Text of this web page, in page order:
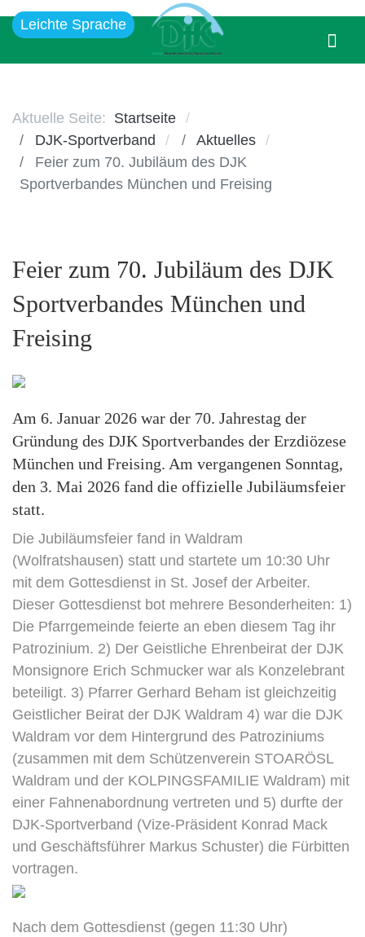
Leichte Sprache
Aktuelle Seite: Startseite
DJK-Sportverband
Aktuelles
Feier zum 70. Jubiläum des DJK
Sportverbandes München und Freising
Feier zum 70. Jubiläum des DJK
Sportverbandes München und
Freising
Am 6. Januar 2026 war der 70. Jahrestag der
Gründung des DJK Sportverbandes der Erzdiözese
München und Freising. Am vergangenen Sonntag,
den 3. Mai 2026 fand die offizielle Jubiläumsfeier
statt.
Die Jubiläumsfeier fand in Waldram
(Wolfratshausen) statt und startete um 10:30 Uhr
mit dem Gottesdienst in St. Josef der Arbeiter.
Dieser Gottesdienst bot mehrere Besonderheiten: 1)
Die Pfarrgemeinde feierte an eben diesem Tag ihr
Patrozinium. 2) Der Geistliche Ehrenbeirat der DJK
Monsignore Erich Schmucker war als Konzelebrant
beteiligt. 3) Pfarrer Gerhard Beham ist gleichzeitig
Geistlicher Beirat der DJK Waldram 4) war die DJK
Waldram vor dem Hintergrund des Patroziniums
(zusammen mit dem Schützenverein STOARÖSL
Waldram und der KOLPINGSFAMILIE Waldram) mit
einer Fahnenabordnung vertreten und 5) durfte der
DJK-Sportverband (Vize-Präsident Konrad Mack
und Geschäftsführer Markus Schuster) die Fürbitten
vortragen.
Nach dem Gottesdienst (gegen 11:30 Uhr)